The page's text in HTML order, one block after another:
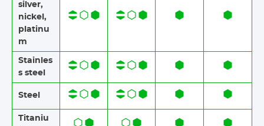
silver,
nickel,
platinu
m
Stainles
s steel​​
Steel
Titaniu